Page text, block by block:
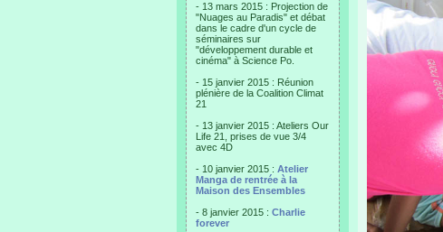
- 13 mars 2015 : Projection de
"Nuages au Paradis" et débat
dans le cadre d'un cycle de
séminaires sur
"développement durable et
cinéma" à Science Po.
- 15 janvier 2015 : Réunion
plénière de la Coalition Climat
21
- 13 janvier 2015 : Ateliers Our
Life 21, prises de vue 3/4
avec 4D
- 10 janvier 2015 : Atelier
Manga de rentrée à la
Maison des Ensembles
- 8 janvier 2015 : Charlie
forever